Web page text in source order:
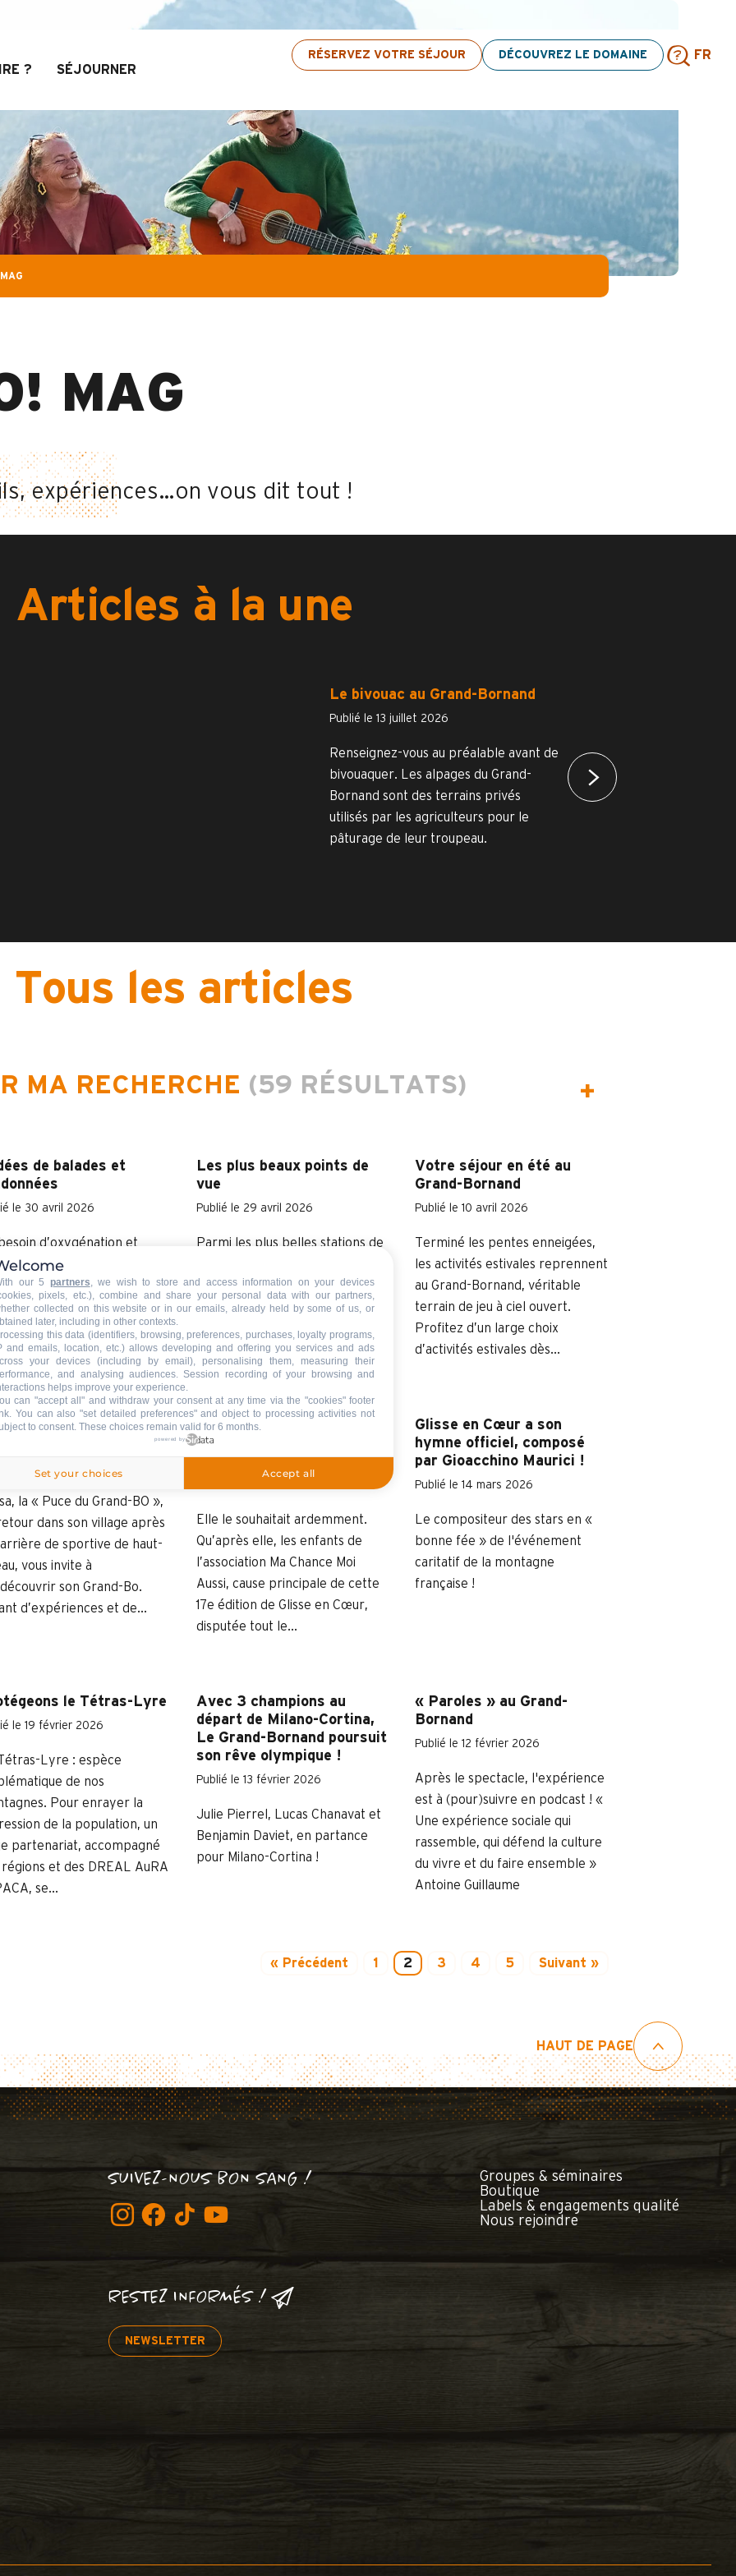
RÉSERVEZ VOTRE SÉJOUR DÉCOUVREZ LE DOMAINE FR
: Jusqu’à 30% de réduction sur une sélection d’activités ! > cliquez ici
? SÉJOURNER
MAG
expériences…on vous dit tout !
Articles à la une
Le bivouac au Grand-Bornand
Publié le 13 juillet 2026
Renseignez-vous au préalable avant de
bivouaquer. Les alpages du Grand-
Bornand sont des terrains privés
utilisés par les agriculteurs pour le
pâturage de leur troupeau.
Tous les articles
MA RECHERCHE (59 RÉSULTATS)
de balades et
le 30 avril 2026
d’oxygénation et
physique ?
Les plus beaux points de
vue
Publié le 29 avril 2026
Parmi les plus belles stations de
Grand-Bornand constitue un
"land art" grandeur nature. Voici
notre top des points de vue les
plus spectaculaires de...
Votre séjour en été au
Grand-Bornand
Publié le 10 avril 2026
Terminé les pentes enneigées,
les activités estivales reprennent
au Grand-Bornand, véritable
terrain de jeu à ciel ouvert.
Profitez d’un large choix
d’activités estivales dès...
avec Tessa
le 26 mars 2026
la « Puce du Grand-BO »,
dans son village après
de sportive de haut-
vous invite à
son Grand-Bo.
d’expériences et de...
Glisse en Cœur explose son
propre record avec 873
416€ de dons collectés !
Elle le souhaitait ardemment.
Qu’après elle, les enfants de
l’association Ma Chance Moi
Aussi, cause principale de cette
17e édition de Glisse en Cœur,
disputée tout le...
Glisse en Cœur a son
hymne officiel, composé
par Gioacchino Maurici !
Publié le 14 mars 2026
Le compositeur des stars en «
bonne fée » de l'événement
caritatif de la montagne
française !
le Tétras-Lyre
le 19 février 2026
Tétras-Lyre : espèce
de nos
Pour enrayer la
de la population, un
partenariat, accompagné
et des DREAL AuRA
se...
Avec 3 champions au
départ de Milano-Cortina,
Le Grand-Bornand poursuit
son rêve olympique !
Publié le 13 février 2026
Julie Pierrel, Lucas Chanavat et
Benjamin Daviet, en partance
pour Milano-Cortina !
« Paroles » au Grand-
Bornand
Publié le 12 février 2026
Après le spectacle, l'expérience
est à (pour)suivre en podcast ! «
Une expérience sociale qui
rassemble, qui défend la culture
du vivre et du faire ensemble »
Antoine Guillaume
« Précédent 1 2 3 4 5 Suivant »
HAUT DE PAGE
SUIVEZ-NOUS BON SANG !
RESTEZ INFORMÉS !
NEWSLETTER
Groupes & séminaires
Boutique
Labels & engagements qualité
Nous rejoindre
our 5 partners , we wish to store and access information on your devices
pixels, etc.), combine and share your personal data with our partners,
collected on this website or in our emails, already held by some of us, or
later, including in other contexts.
this data (identifiers, browsing, preferences, purchases, loyalty programs,
and emails, location, etc.) allows developing and offering you services and ads
your devices (including by email), personalising them, measuring their
and analysing audiences. Session recording of your browsing and
helps improve your experience.
can "accept all" and withdraw your consent at any time via the "cookies" footer
. You can also "set detailed preferences" and object to processing activities not
to consent. These choices remain valid for 6 months.
powered by
Set your choices Accept all